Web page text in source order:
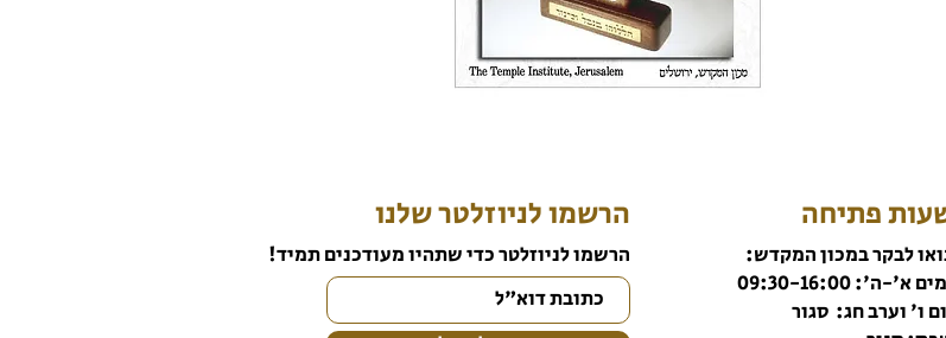
הרשמו לניוזלטר שלנו
הרשמו לניוזלטר כדי שתהיו מעודכנים תמיד!
פתיחה
לבקר במכון המקדש:
א'-ה': 09:30-16:00
ו' וערב חג: סגור